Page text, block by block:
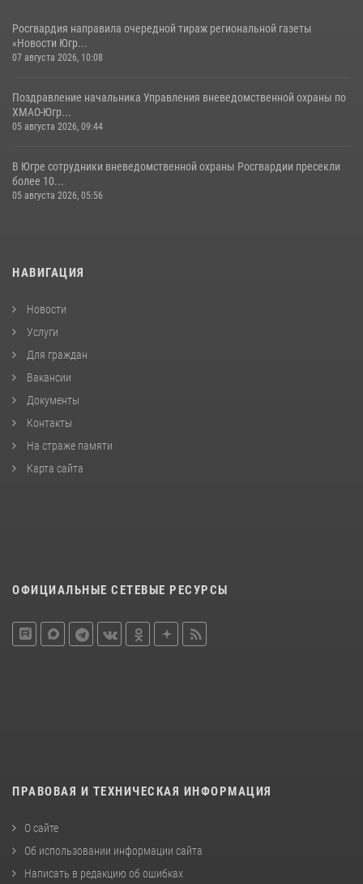
Росгвардия направила очередной тираж региональной газеты
«Новости Югр...
07 августа 2026, 10:08
Поздравление начальника Управления вневедомственной охраны по
ХМАО-Югр...
05 августа 2026, 09:44
В Югре сотрудники вневедомственной охраны Росгвардии пресекли
более 10...
05 августа 2026, 05:56
НАВИГАЦИЯ
Новости
Услуги
Для граждан
Вакансии
Документы
Контакты
На страже памяти
Карта сайта
ОФИЦИАЛЬНЫЕ СЕТЕВЫЕ РЕСУРСЫ
ПРАВОВАЯ И ТЕХНИЧЕСКАЯ ИНФОРМАЦИЯ
О сайте
Об использовании информации сайта
Написать в редакцию об ошибках